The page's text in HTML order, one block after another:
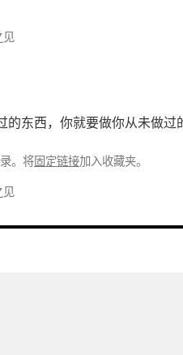
见
的东西，你就要做你从未做过
。将固定链接加入收藏夹。
见